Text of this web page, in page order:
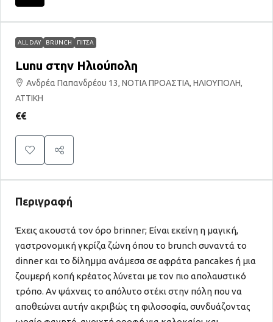
ALL DAY BRUNCH ΠΙΤΣΑ
Lunu στην Ηλιούπολη
Ανδρέα Παπανδρέου 13, ΝΟΤΙΑ ΠΡΟΑΣΤΙΑ, ΗΛΙΟΥΠΟΛΗ,
ΑΤΤΙΚΗ
€€
Περιγραφή
Έχεις ακουστά τον όρο brinner; Είναι εκείνη η μαγική,
γαστρονομική γκρίζα ζώνη όπου το brunch συναντά το
dinner και το δίλημμα ανάμεσα σε αφράτα pancakes ή μια
ζουμερή κοπή κρέατος λύνεται με τον πιο απολαυστικό
τρόπο. Αν ψάχνεις το απόλυτο στέκι στην πόλη που να
αποθεώνει αυτήν ακριβώς τη φιλοσοφία, συνδυάζοντας